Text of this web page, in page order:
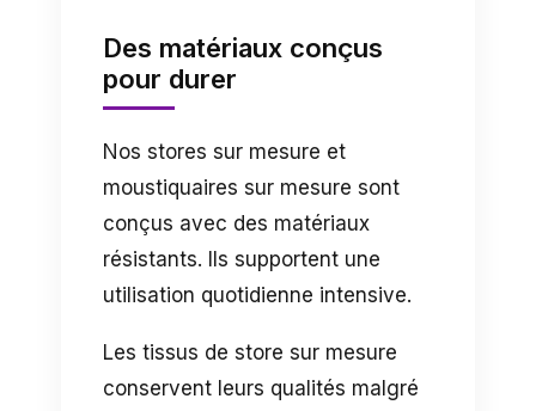
Des matériaux conçus
pour durer
Nos stores sur mesure et
moustiquaires sur mesure sont
conçus avec des matériaux
résistants. Ils supportent une
utilisation quotidienne intensive.
Les tissus de store sur mesure
conservent leurs qualités malgré